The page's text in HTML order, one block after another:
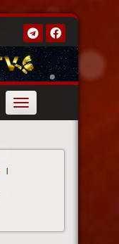
Toggle
navigation
|